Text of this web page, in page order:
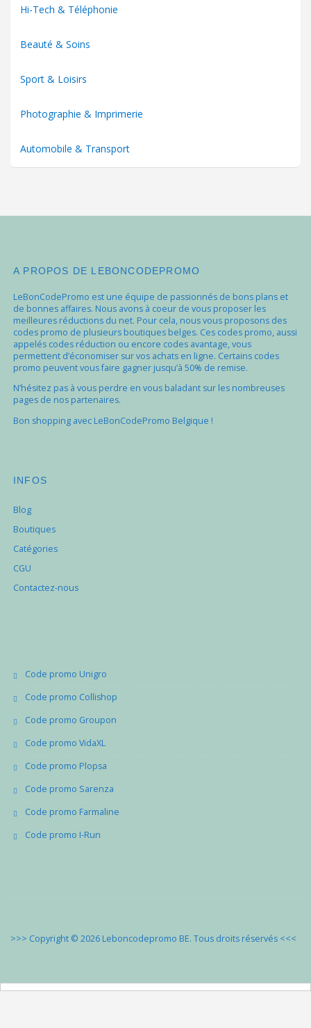
Hi-Tech & Téléphonie
Beauté & Soins
Sport & Loisirs
Photographie & Imprimerie
Automobile & Transport
A PROPOS DE LEBONCODEPROMO
LeBonCodePromo est une équipe de passionnés de bons plans et
de bonnes affaires. Nous avons à coeur de vous proposer les
meilleures réductions du net. Pour cela, nous vous proposons des
codes promo de plusieurs boutiques belges. Ces codes promo, aussi
appelés codes réduction ou encore codes avantage, vous
permettent d’économiser sur vos achats en ligne. Certains codes
promo peuvent vous faire gagner jusqu’à 50% de remise.
N’hésitez pas à vous perdre en vous baladant sur les nombreuses
pages de nos partenaires.
Bon shopping avec LeBonCodePromo Belgique !
INFOS
Blog
Boutiques
Catégories
CGU
Contactez-nous
Code promo Unigro
Code promo Collishop
Code promo Groupon
Code promo VidaXL
Code promo Plopsa
Code promo Sarenza
Code promo Farmaline
Code promo I-Run
>>> Copyright © 2026 Leboncodepromo BE. Tous droits réservés <<<